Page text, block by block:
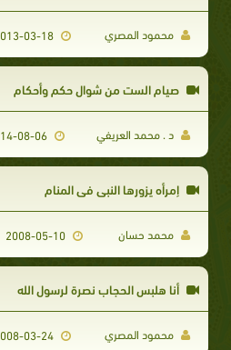
محمود المصري
صيام الست من شوال حكم وأحكام
د . محمد العريفي
إمرأه يزورها النبي في المنام
محمد حسان
أنا هلبس الحجاب نصرة لرسول الله
محمود المصري